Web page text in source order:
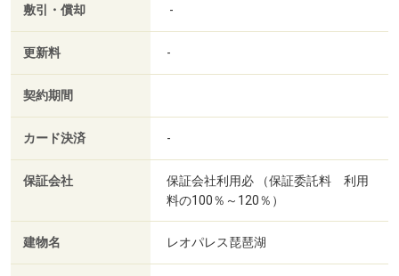
敷引・償却 -
更新料 -
契約期間
カード決済 -
保証会社
保証会社利用必 （保証委託料 利用
料の100％～120％）
建物名 レオパレス琵琶湖